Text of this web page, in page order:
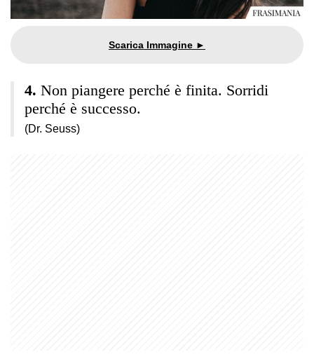
Non piangere perché è finita. Sorridi
perché è successo.
(Dr. Seuss)